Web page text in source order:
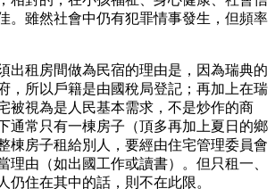
。雖然社會中仍有犯罪情事發生，但頻率
出租房間做為民宿的理由是，因為瑞典的
，所以戶籍是由國稅局登記；再加上在瑞
被視為是人民基本需求，不是炒作的商
通常只有一棟房子（頂多再加上夏日的鄉
棟房子租給別人，要經由住宅管理委員會
理由（如出國工作或讀書）。但只租一、
仍住在其中的話，則不在此限。